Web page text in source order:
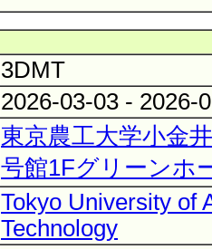
3DMT
2026-03-03 - 2026-
東京農工大学小金
号館1Fグリーンホ
Tokyo University of
Technology